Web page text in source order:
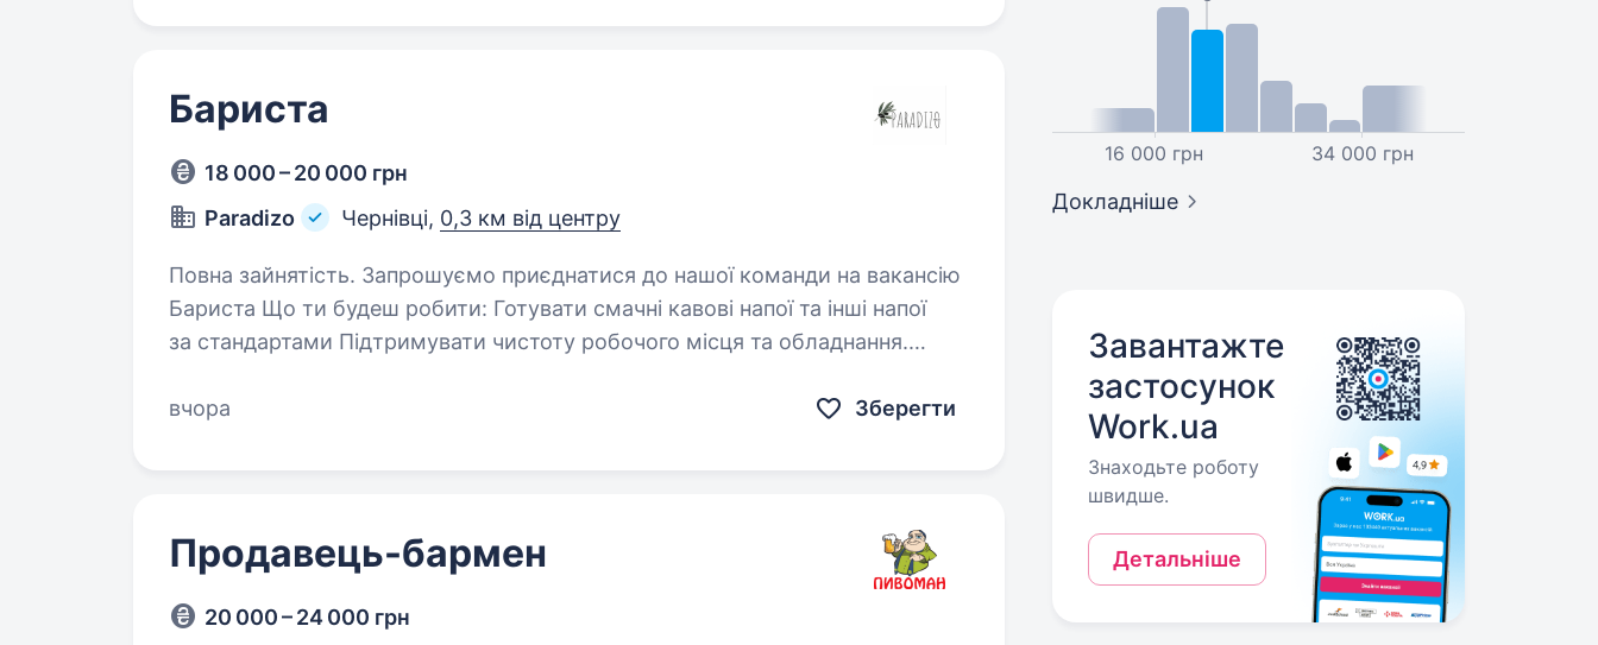
Бариста
18 000 – 20 000 грн
Paradizo
Чернівці, 0,3 км від центру
Повна зайнятість. Запрошуємо приєднатися до нашої команди на вакансію
Бариста Що ти будеш робити: Готувати смачні кавові напої та інші напої
за стандартами Підтримувати чистоту робочого місця та обладнання.
вчора
Зберегти
Продавець-бармен
20 000 – 24 000 грн
16 000 грн 34 000 грн
Докладніше
Завантажте
застосунок
Work.ua
Знаходьте роботу
швидше.
Детальніше